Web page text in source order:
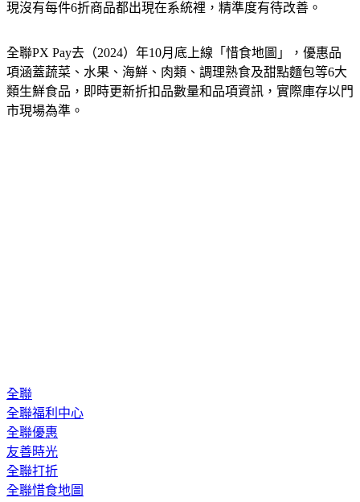
商有特殊條碼，時間一到自動列入出清，實測好幾家店後，發
全聯PX Pay去（2024）年10月底上線「惜食地圖」，優惠品
項涵蓋蔬菜、水果、海鮮、肉類、調理熟食及甜點麵包等6大
類生鮮食品，即時更新折扣品數量和品項資訊，實際庫存以門
全聯
全聯福利中心
全聯優惠
友善時光
全聯打折